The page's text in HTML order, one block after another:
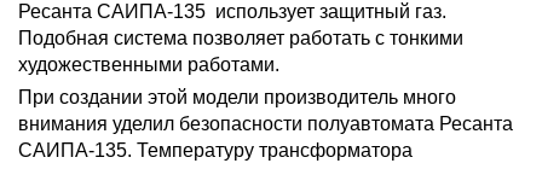
Ресанта САИПА-135 использует защитный газ.
Подобная система позволяет работать с тонкими
художественными работами.
При создании этой модели производитель много
внимания уделил безопасности полуавтомата Ресанта
САИПА-135. Температуру трансформатора